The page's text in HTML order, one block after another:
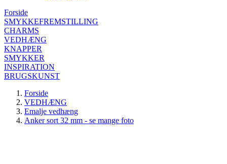
Forside
SMYKKEFREMSTILLING
CHARMS
VEDHÆNG
KNAPPER
SMYKKER
INSPIRATION
BRUGSKUNST
Forside
VEDHÆNG
Emalje vedhæng
Anker sort 32 mm - se mange foto